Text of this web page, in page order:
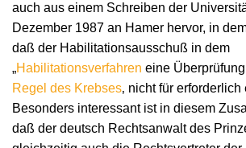
auch aus einem Schreiben der
Dezember 1987 an Hamer hervor, in
daß der Habilitationsausschuß in dem
„Habilitationsverfahren eine Überprüfung
Regel des Krebses‚ nicht für erforderlich
Besonders interessant ist in diesem
daß der deutsch Rechtsanwalt des